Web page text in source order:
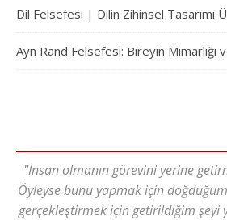
Dil Felsefesi | Dilin Zihinsel Tasarımı
Ayn Rand Felsefesi: Bireyin Mimarlığı
"İnsan olmanın görevini yerine
Öyleyse bunu yapmak için
gerçekleştirmek için getirildiğim şeyi